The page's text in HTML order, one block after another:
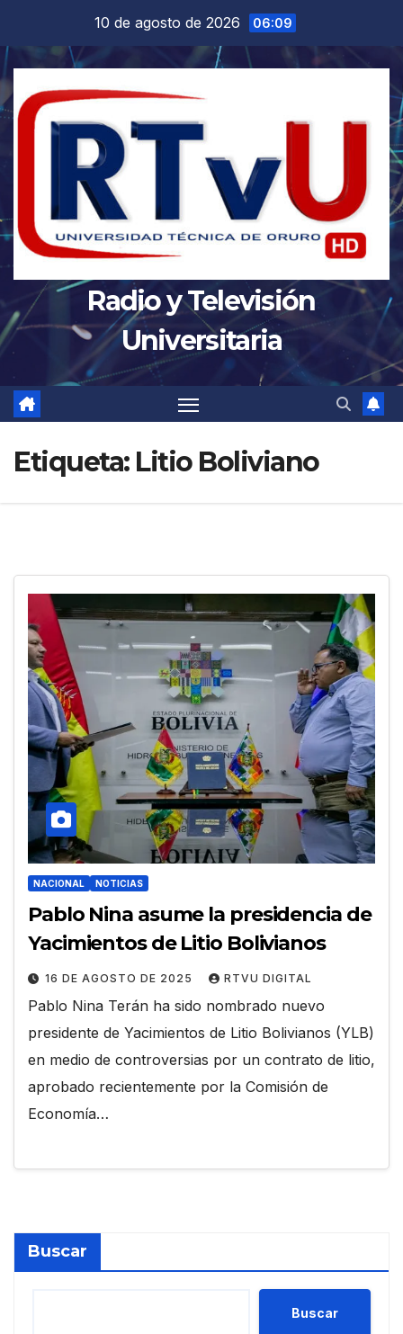
contenido
10 de agosto de 2026 06:09
Radio y Televisión
Universitaria
Etiqueta: Litio Boliviano
NACIONAL NOTICIAS
Pablo Nina asume la presidencia de
Yacimientos de Litio Bolivianos
16 DE AGOSTO DE 2025 RTVU DIGITAL
Pablo Nina Terán ha sido nombrado nuevo
presidente de Yacimientos de Litio Bolivianos (YLB)
en medio de controversias por un contrato de litio,
aprobado recientemente por la Comisión de
Economía…
Buscar
Buscar